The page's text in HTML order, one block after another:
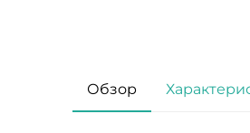
Обзор